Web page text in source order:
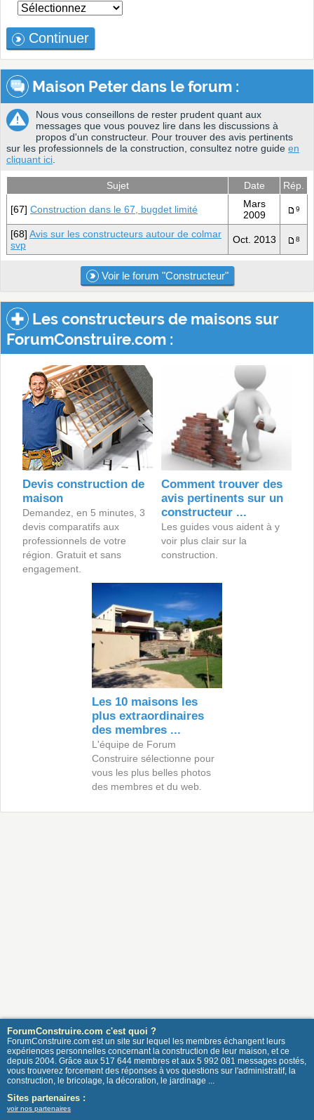
Continuer
Maison Peter dans le forum :
Nous vous conseillons de rester prudent quant aux
messages que vous pouvez lire dans les discussions à
propos d'un constructeur. Pour trouver des avis pertinents
sur les professionnels de la construction, consultez notre guide en
cliquant ici
Sujet Date Rép.
[67] Construction dans le 67, bugdet limité
Mars
2009
9
[68] Avis sur les constructeurs autour de colmar
svp
Oct. 2013 8
Voir le forum "Constructeur"
Les constructeurs de maisons sur
ForumConstruire.com :
Devis construction de
maison
Demandez, en 5 minutes, 3
devis comparatifs aux
professionnels de votre
région. Gratuit et sans
engagement.
Comment trouver des
avis pertinents sur un
constructeur ...
Les guides vous aident à y
voir plus clair sur la
construction.
Les 10 maisons les
plus extraordinaires
des membres ...
L'équipe de Forum
Construire sélectionne pour
vous les plus belles photos
des membres et du web.
ForumConstruire.com c'est quoi ?
ForumConstruire.com est un site sur lequel les membres échangent leurs
expériences personnelles concernant la construction de leur maison, et ce
depuis 2004. Grâce aux 517 644 membres et aux 5 992 081 messages postés,
vous trouverez forcement des réponses à vos questions sur l'administratif, la
construction, le bricolage, la décoration, le jardinage ...
Sites partenaires :
voir nos partenaires